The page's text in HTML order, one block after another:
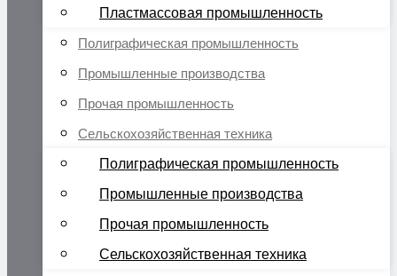
Пластмассовая промышленность
Полиграфическая промышленность
Промышленные производства
Прочая промышленность
Сельскохозяйственная техника
Полиграфическая промышленность
Промышленные производства
Прочая промышленность
Сельскохозяйственная техника